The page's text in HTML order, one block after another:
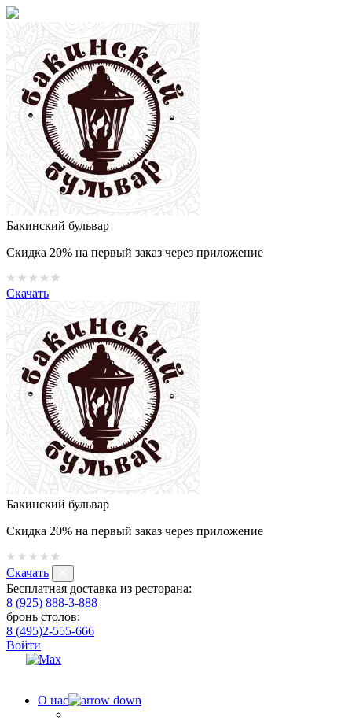
Бакинский бульвар
Скидка 20% на первый заказ через приложение
Скачать
Бакинский бульвар
Скидка 20% на первый заказ через приложение
Скачать
Бесплатная доставка из ресторана:
8 (925) 888-3-888
бронь столов:
8 (495)2-555-666
Войти
О нас